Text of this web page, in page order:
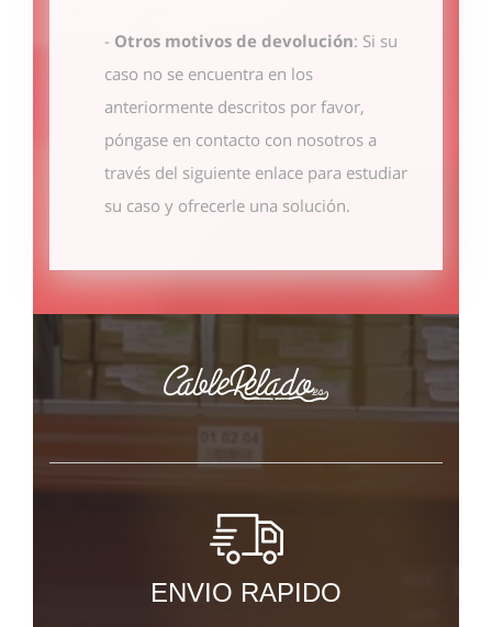
- Otros motivos de devolución: Si su
caso no se encuentra en los
anteriormente descritos por favor,
póngase en contacto con nosotros a
través del siguiente enlace para estudiar
su caso y ofrecerle una solución.
ENVIO RAPIDO